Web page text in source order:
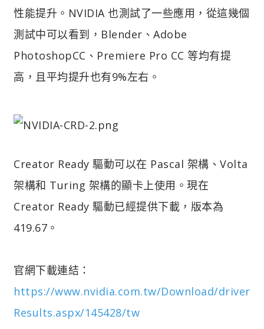
性能提升。NVIDIA 也測試了一些應用，從這幾個
測試中可以看到，Blender、Adobe
PhotoshopCC、Premiere Pro CC 等均有提
高，且平均提升也有9%左右。
Creator Ready 驅動可以在 Pascal 架構、Volta
架構和 Turing 架構的顯卡上使用。現在
Creator Ready 驅動已經提供下載，版本為
419.67。
官網下載連結：
https://www.nvidia.com.tw/Download/driver
Results.aspx/145428/tw